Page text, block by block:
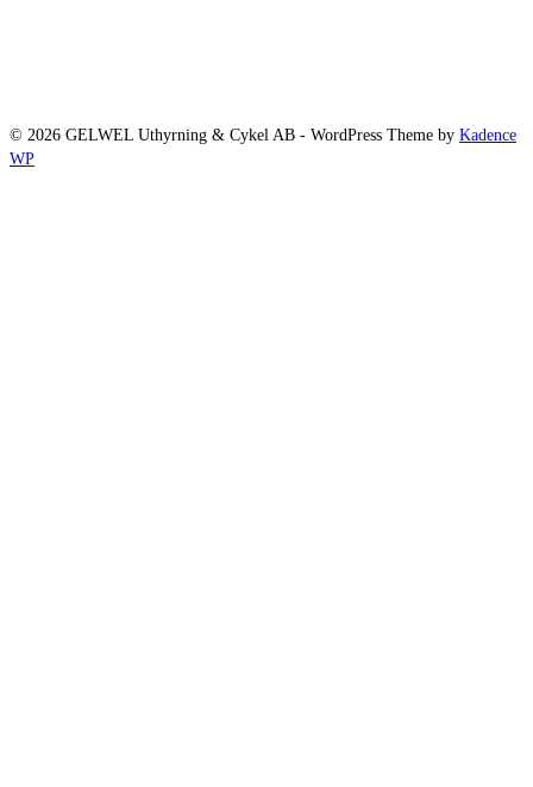
© 2026 GELWEL Uthyrning & Cykel AB - WordPress Theme by Kadence
WP